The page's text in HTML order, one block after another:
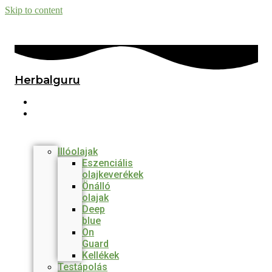
Skip to content
Herbalguru
Illóolajak
Eszenciális
olajkeverékek
Önálló
olajak
Deep
blue
On
Guard
Kellékek
Testápolás